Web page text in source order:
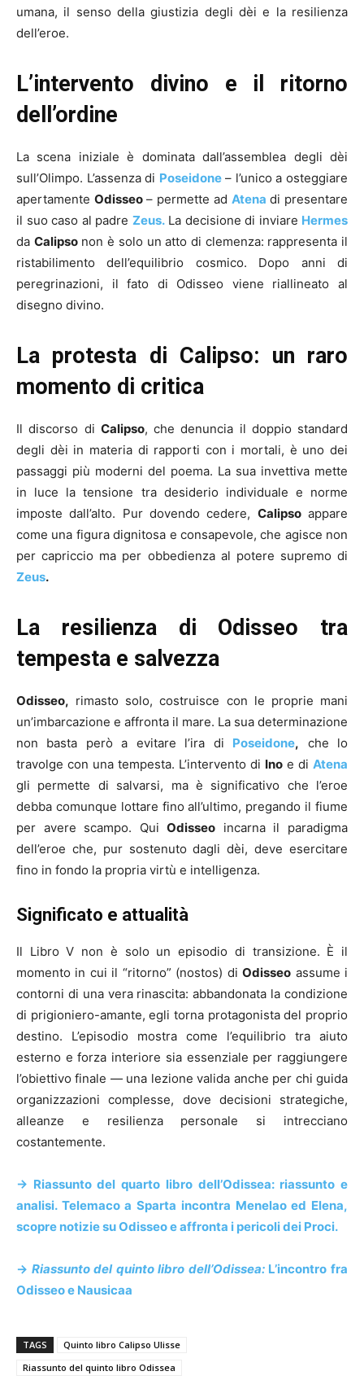
umana, il senso della giustizia degli dèi e la resilienza
dell’eroe.
L’intervento divino e il ritorno
dell’ordine
La scena iniziale è dominata dall’assemblea degli dèi
sull’Olimpo. L’assenza di Poseidone– l’unico a osteggiare
apertamente Odisseo– permette ad Atena di presentare
il suo caso al padre Zeus.La decisione di inviare Hermes
da Calipsonon è solo un atto di clemenza: rappresenta il
ristabilimento dell’equilibrio cosmico. Dopo anni di
peregrinazioni, il fato di Odisseo viene riallineato al
disegno divino.
La protesta di Calipso: un raro
momento di critica
Il discorso di Calipso, che denuncia il doppio standard
degli dèi in materia di rapporti con i mortali, è uno dei
passaggi più moderni del poema. La sua invettiva mette
in luce la tensione tra desiderio individuale e norme
imposte dall’alto. Pur dovendo cedere, Calipsoappare
come una figura dignitosa e consapevole, che agisce non
per capriccio ma per obbedienza al potere supremo di
Zeus.
La resilienza di Odisseo tra
tempesta e salvezza
Odisseo, rimasto solo, costruisce con le proprie mani
un’imbarcazione e affronta il mare. La sua determinazione
non basta però a evitare l’ira di Poseidone, che lo
travolge con una tempesta. L’intervento di Ino e di Atena
gli permette di salvarsi, ma è significativo che l’eroe
debba comunque lottare fino all’ultimo, pregando il fiume
per avere scampo. QuiOdisseo incarna il paradigma
dell’eroe che, pur sostenuto dagli dèi, deve esercitare
fino in fondo la propria virtù e intelligenza.
Significato e attualità
Il Libro V non è solo un episodio di transizione. È il
momento in cui il “ritorno” (nostos) diOdisseo assume i
contorni di una vera rinascita: abbandonata la condizione
di prigioniero-amante, egli torna protagonista del proprio
destino. L’episodio mostra come l’equilibrio tra aiuto
esterno e forza interiore sia essenziale per raggiungere
l’obiettivo finale — una lezione valida anche per chi guida
organizzazioni complesse, dove decisioni strategiche,
alleanze e resilienza personale si intrecciano
costantemente.
-> Riassunto del quarto libro dell’Odissea: riassunto e
analisi. Telemaco a Sparta incontra Menelao ed Elena,
scopre notizie su Odisseo e affronta i pericoli dei Proci.
-> Riassunto del quinto libro dell’Odissea: L’incontro fra
Odisseo e Nausicaa
TAGS
Quinto libro Calipso Ulisse
Riassunto del quinto libro Odissea